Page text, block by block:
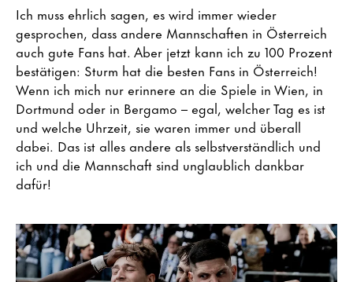
Ich muss ehrlich sagen, es wird immer wieder
gesprochen, dass andere Mannschaften in Österreich
auch gute Fans hat. Aber jetzt kann ich zu 100 Prozent
bestätigen: Sturm hat die besten Fans in Österreich!
Wenn ich mich nur erinnere an die Spiele in Wien, in
Dortmund oder in Bergamo – egal, welcher Tag es ist
und welche Uhrzeit, sie waren immer und überall
dabei. Das ist alles andere als selbstverständlich und
ich und die Mannschaft sind unglaublich dankbar
dafür!